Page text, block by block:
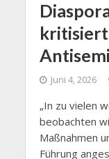
Juni 4, 2026
„In zu vielen
beobachten
Maßnahmen
Führung